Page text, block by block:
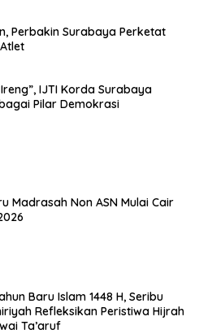
Perbakin Surabaya Perketat
IJTI Korda Surabaya
Pilar Demokrasi
Madrasah Non ASN Mulai Cair
Baru Islam 1448 H, Seribu
Refleksikan Peristiwa Hijrah
Ta’aruf